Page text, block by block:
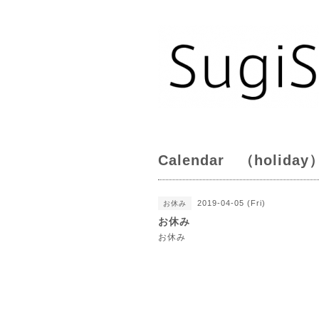
Calendar （holiday
お休み 2019-04-05 (Fri)
お休み
お休み